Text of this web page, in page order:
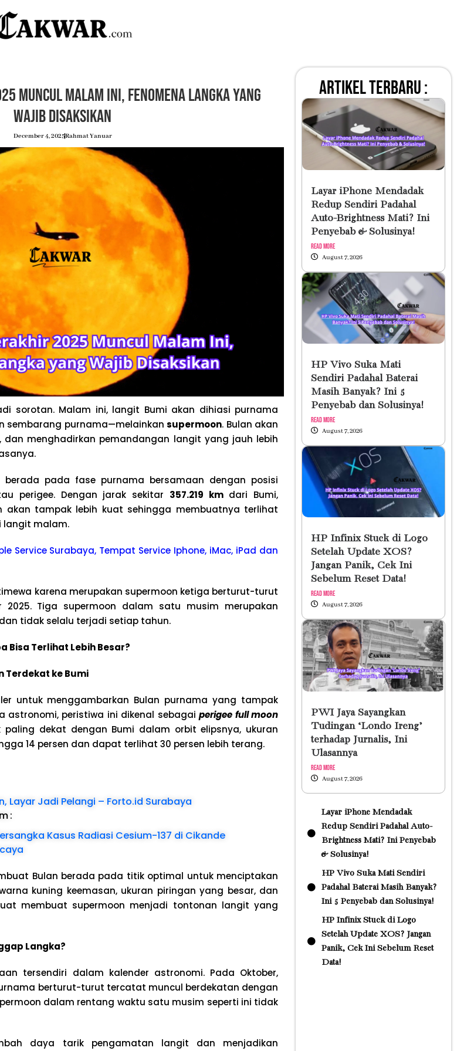
Muncul Malam Ini, Fenomena Langka yang
Wajib Disaksikan
December 4, 2025Rahmat Yanuar
sorotan. Malam ini, langit Bumi akan dihiasi purnama
sembarang purnama—melainkansupermoon. Bulan akan
dan menghadirkan pemandangan langit yang jauh lebih
berada pada fase purnama bersamaan dengan posisi
perigee. Dengan jarak sekitar 357.219 kmdari Bumi,
akan tampak lebih kuat sehingga membuatnya terlihat
langit malam.
Service Surabaya, Tempat Service Iphone, iMac, iPad dan
karena merupakan supermoon ketiga berturut-turut
2025. Tiga supermoon dalam satu musim merupakan
tidak selalu terjadi setiap tahun.
Bisa Terlihat Lebih Besar?
Terdekat ke Bumi
untuk menggambarkan Bulan purnama yang tampak
astronomi, peristiwa ini dikenal sebagaiperigee full moon
dekat dengan Bumi dalam orbit elipsnya, ukuran
14 persen dan dapat terlihat 30 persen lebih terang.
Layar Jadi Pelangi – Forto.id Surabaya
:
Kasus Radiasi Cesium-137 di Cikande
Bulan berada pada titik optimal untuk menciptakan
kuning keemasan, ukuran piringan yang besar, dan
membuat supermoon menjadi tontonan langit yang
Langka?
tersendiri dalam kalender astronomi. Pada Oktober,
berturut-turut tercatat muncul berdekatan dengan
dalam rentang waktu satu musim seperti ini tidak
daya tarik pengamatan langit dan menjadikan
artikel terbaru :
Layar iPhone Mendadak
Redup Sendiri Padahal
Auto-Brightness Mati? Ini
Penyebab & Solusinya!
Read More
August 7, 2026
HP Vivo Suka Mati
Sendiri Padahal Baterai
Masih Banyak? Ini 5
Penyebab dan Solusinya!
Read More
August 7, 2026
HP Infinix Stuck di Logo
Setelah Update XOS?
Jangan Panik, Cek Ini
Sebelum Reset Data!
Read More
August 7, 2026
PWI Jaya Sayangkan
Tudingan ‘Londo Ireng’
terhadap Jurnalis, Ini
Ulasannya
Read More
August 7, 2026
Layar iPhone Mendadak
Redup Sendiri Padahal Auto-
Brightness Mati? Ini Penyebab
& Solusinya!
HP Vivo Suka Mati Sendiri
Padahal Baterai Masih Banyak?
Ini 5 Penyebab dan Solusinya!
HP Infinix Stuck di Logo
Setelah Update XOS? Jangan
Panik, Cek Ini Sebelum Reset
Data!